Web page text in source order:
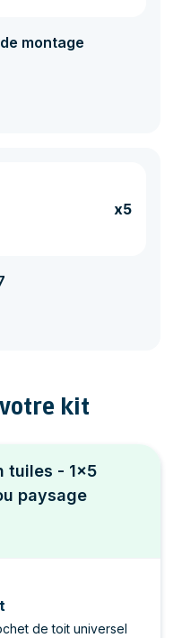
montage
x5
kit
tuiles - 1x5
paysage
de toit universel